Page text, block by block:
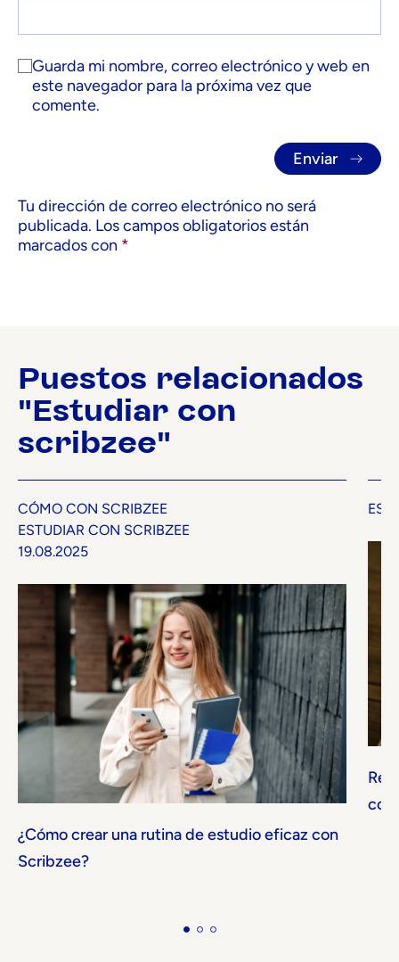
Guarda mi nombre, correo electrónico y web en
este navegador para la próxima vez que
comente.
Tu dirección de correo electrónico no será
publicada. Los campos obligatorios están
marcados con *
Puestos relacionados
"Estudiar con
scribzee"
CÓMO CON SCRIBZEE
ESTUDIAR CON SCRIBZEE
19.08.2025
¿Cómo crear una rutina de estudio eficaz con
Scribzee?